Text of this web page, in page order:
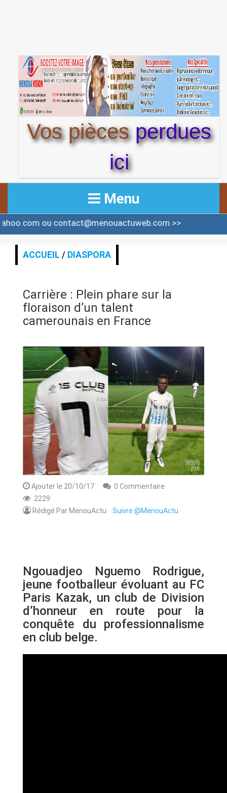
Vos piècesperdues
ici
Menu
ACCUEIL
ACTUALITE
ALERTE
ANNONCE
ART & CULTURE & TRADITION
ASSAINISSEMENT
BREAKING-NEWS
CAMEROUN
PLUS
contact@menouactuweb.com >>
ACCUEIL / DIASPORA
Carrière : Plein phare sur la
floraison d’un talent
camerounais en France
Ajouter le 20/10/17
0 Commentaire
2229
Rédigé Par MenouActu Suivre @MenouActu
Ngouadjeo Nguemo Rodrigue,
jeune footballeur évoluant au FC
Paris Kazak, un club de Division
d’honneur en route pour la
conquête du professionnalisme
en club belge.